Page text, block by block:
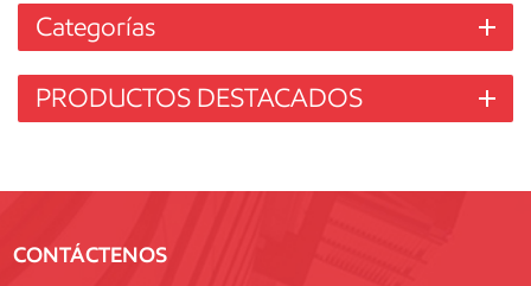
Categorías
PRODUCTOS DESTACADOS
CONTÁCTENOS